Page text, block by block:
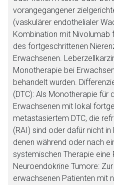
vorangegangener
(vaskulärer endothelialer
Kombination mit Nivolumab
des fortgeschrittenen
Erwachsenen.
Monotherapie bei
behandelt wurden.
(DTC): Als Monotherapie für
Erwachsenen mit lokal
metastasiertem DTC, die
(RAI) sind oder dafür nicht
denen während oder nach
systemischen Therapie
Neuroendokrine Tumore:
erwachsenen Patienten mit